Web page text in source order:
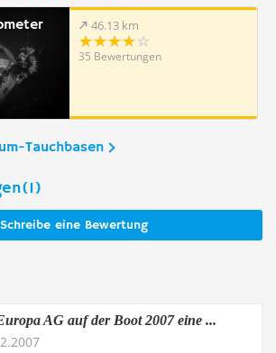
46.13 km
35 Bewertungen
Tauchbasen
Schreibe eine Bewertung
AG auf der Boot 2007 eine ...